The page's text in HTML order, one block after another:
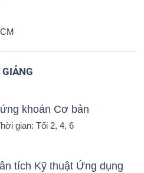
khoán Cơ bản
gian: Tối 2, 4, 6
tích Kỹ thuật Ứng dụng